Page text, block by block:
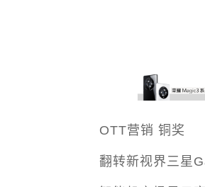
OTT营销 铜奖
翻转新视界三星